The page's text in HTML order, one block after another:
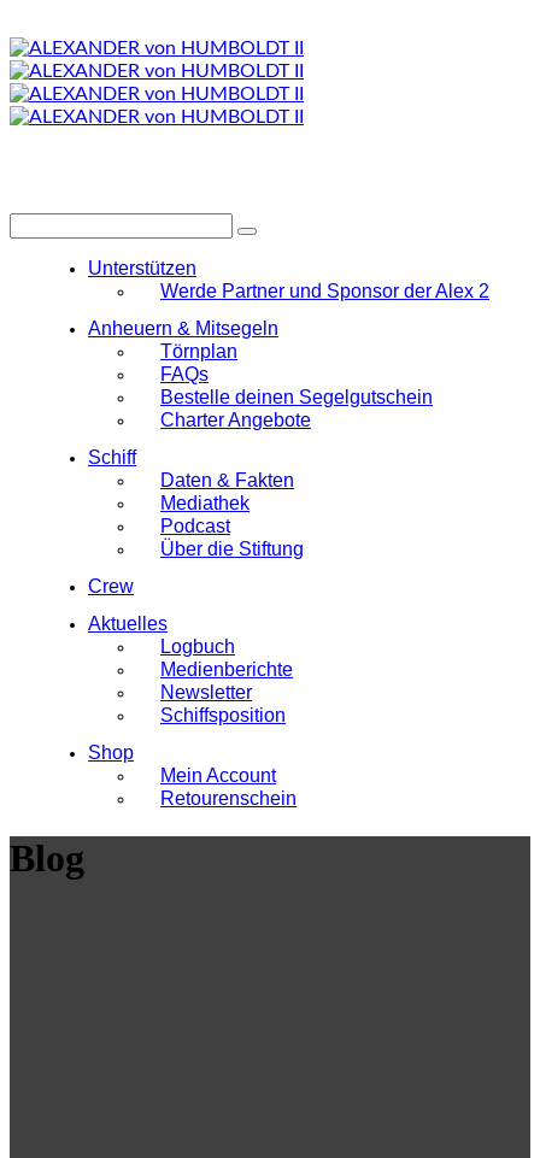
Unterstützen
Werde Partner und Sponsor der Alex 2
Anheuern & Mitsegeln
Törnplan
FAQs
Bestelle deinen Segelgutschein
Charter Angebote
Schiff
Daten & Fakten
Mediathek
Podcast
Über die Stiftung
Crew
Aktuelles
Logbuch
Medienberichte
Newsletter
Schiffsposition
Shop
Mein Account
Retourenschein
Blog